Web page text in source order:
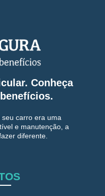
Conheça
carro era uma
e manutenção, a
diferente.